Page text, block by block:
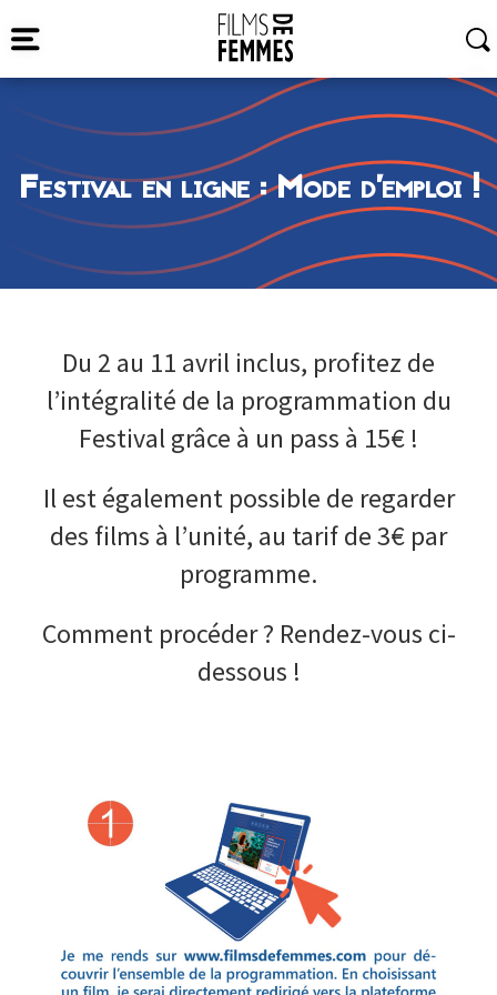
Festival en ligne : Mode d’emploi !
Du 2 au 11 avril inclus, profitez de
l’intégralité de la programmation du
Festival grâce à un pass à 15€ !
Il est également possible de regarder
des films à l’unité, au tarif de 3€ par
programme.
Comment procéder ? Rendez-vous ci-
dessous !